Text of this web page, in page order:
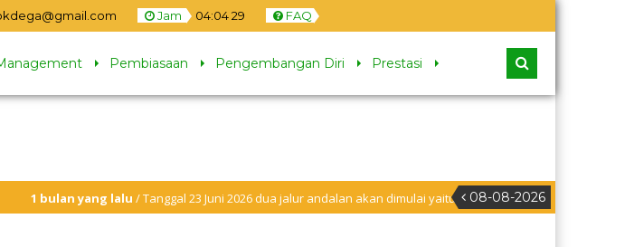
Jam 04:04 30 FAQ
Pembiasaan Pengembangan Diri Prestasi
08-08-2026
yang lalu/ Tanggal 23 Juni 2026 dua jalur andalan akan dimulai yaitu jalur prestasi dan jalur zonasi wilayah,